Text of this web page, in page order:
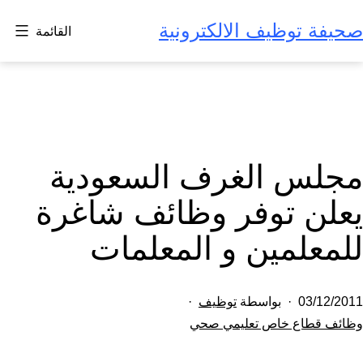
إلى
المحتوى
صحيفة توظيف الالكترونية القائمة
مجلس الغرف السعودية
يعلن توفر وظائف شاغرة
للمعلمين و المعلمات
تم
النشر
03/12/2011 بواسطة توظيف
مصنف
وظائف قطاع خاص تعليمي صحي